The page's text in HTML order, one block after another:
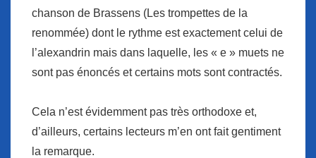
chanson de Brassens (Les trompettes de la
renommée) dont le rythme est exactement celui de
l’alexandrin mais dans laquelle, les « e » muets ne
sont pas énoncés et certains mots sont contractés.
Cela n’est évidemment pas très orthodoxe et,
d’ailleurs, certains lecteurs m’en ont fait gentiment
la remarque.